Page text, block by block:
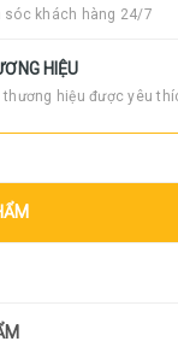
sóc khách hàng 24/7
HIỆU
thương hiệu được yêu